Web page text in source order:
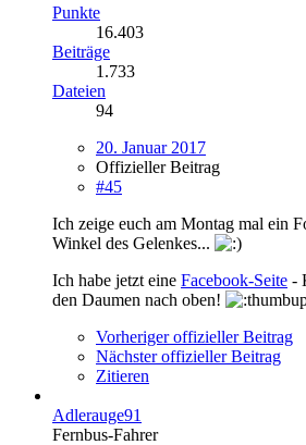
Punkte
16.403
Beiträge
1.733
Dateien
94
20. Januar 2017
Offizieller Beitrag
#45
Ich zeige euch am Montag mal ein
Winkel des Gelenkes...
Ich habe jetzt eine Facebook-Seite -
den Daumen nach oben!
Vorheriger offizieller Beitrag
Nächster offizieller Beitrag
Zitieren
Adlerauge91
Fernbus-Fahrer